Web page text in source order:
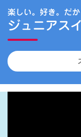
楽しい。好き。だ
ジュニアス